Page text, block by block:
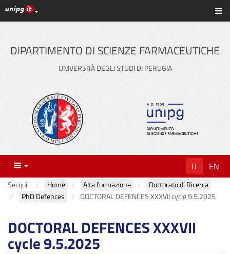
Vai
al
principale
Link ai principali servizi web di Ateneo
DIPARTIMENTO DI SCIENZE FARMACEUTICHE
UNIVERSITÀ DEGLI STUDI DI PERUGIA
Menu IT EN
Sei qui: Home Alta formazione
Dottorato di Ricerca
PhD Defences
DOCTORAL DEFENCES XXXVII cycle 9.5.2025
DOCTORAL DEFENCES XXXVII
cycle 9.5.2025